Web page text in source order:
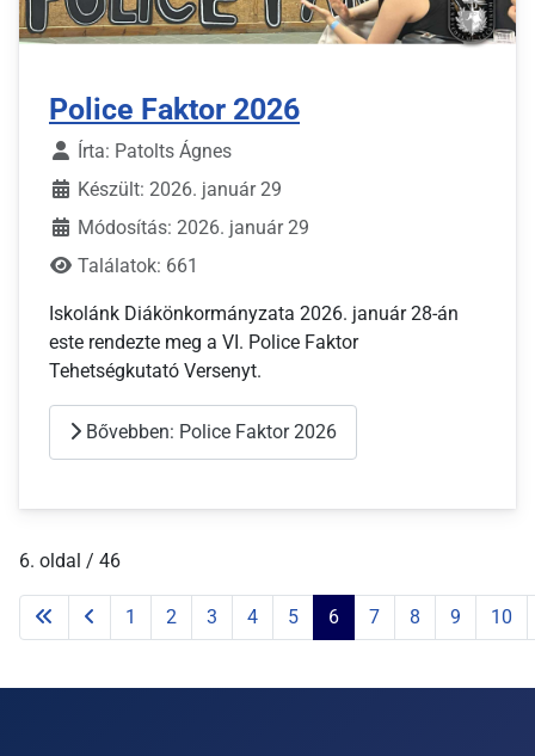
Police Faktor 2026
Írta: Patolts Ágnes
Készült: 2026. január 29
Módosítás: 2026. január 29
Találatok: 661
Iskolánk Diákönkormányzata 2026. január 28-án
este rendezte meg a VI. Police Faktor
Tehetségkutató Versenyt.
Bővebben: Police Faktor 2026
6. oldal / 46
1 2 3 4 5 6 7 8 9 10